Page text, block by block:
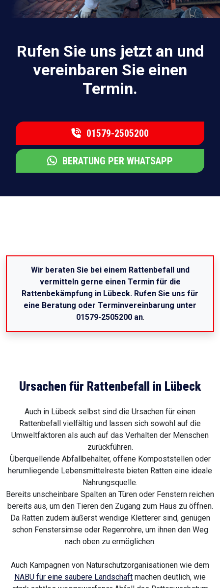
Rufen Sie uns jetzt an und
vereinbaren Sie einen
Termin.
01579-2505200
BERATUNG PER WHATSAPP
Wir beraten Sie bei einem Rattenbefall und
vermitteln gerne einen Termin für die
Rattenbekämpfung in Lübeck. Rufen Sie uns für
eine Beratung oder Terminvereinbarung unter
01579-2505200 an.
Ursachen für Rattenbefall in Lübeck
Auch in Lübeck selbst sind die Ursachen für einen
Rattenbefall vielfältig und lassen sich sowohl auf die
Umweltfaktoren als auch auf das Verhalten der Menschen
zurückführen.
Überquellende Abfallbehälter, offene Kompoststellen oder
herumliegende Lebensmittelreste bieten Ratten eine ideale
Nahrungsquelle.
Bereits unscheinbare Spalten an Türen oder Fenstern reichen
bereits aus, um den Tieren den Zugang zum Haus zu öffnen.
Da Ratten zudem äußerst wendige Kletterer sind, genügen
schon Fenstersimse oder Regenrohre, um ihnen den Weg
nach oben zu ermöglichen.
Auch Kampagnen von Naturschutzorganisationen wie dem
NABU für eine saubere Landschaft machen deutlich, wie